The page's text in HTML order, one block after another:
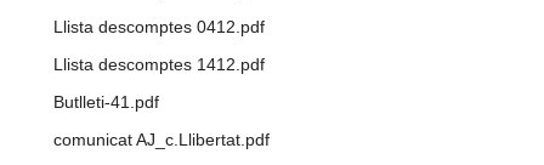
Llista descomptes 0412.pdf
Llista descomptes 1412.pdf
Butlleti-41.pdf
comunicat AJ_c.Llibertat.pdf